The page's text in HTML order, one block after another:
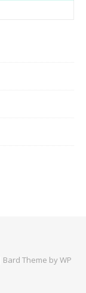
Bard Theme byWP